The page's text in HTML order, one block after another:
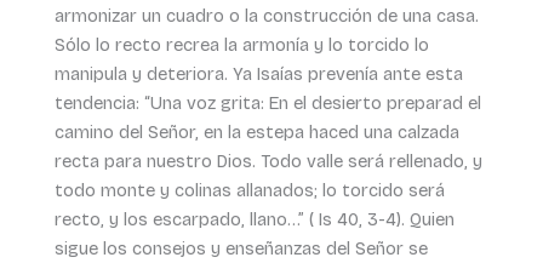
armonizar un cuadro o la construcción de una casa.
Sólo lo recto recrea la armonía y lo torcido lo
manipula y deteriora. Ya Isaías prevenía ante esta
tendencia: “Una voz grita: En el desierto preparad el
camino del Señor, en la estepa haced una calzada
recta para nuestro Dios. Todo valle será rellenado, y
todo monte y colinas allanados; lo torcido será
recto, y los escarpado, llano…” ( Is 40, 3-4). Quien
sigue los consejos y enseñanzas del Señor se